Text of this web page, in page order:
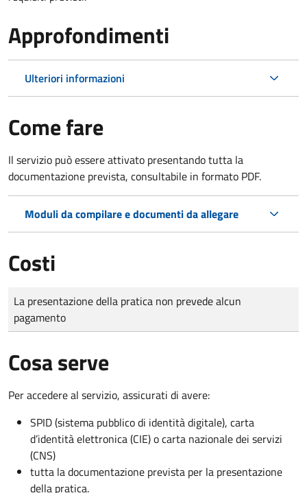
Approfondimenti
Ulteriori informazioni
Come fare
Il servizio può essere attivato presentando tutta la
documentazione prevista, consultabile in formato PDF.
Moduli da compilare e documenti da allegare
Costi
Tipo di pagamento
Importo
La presentazione della pratica non prevede alcun
pagamento
Cosa serve
Per accedere al servizio, assicurati di avere:
SPID (sistema pubblico di identità digitale), carta
d’identità elettronica (CIE) o carta nazionale dei servizi
(CNS)
tutta la documentazione prevista per la presentazione
della pratica.